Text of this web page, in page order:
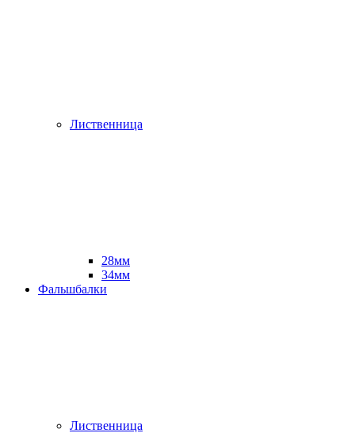
Лиственница
28мм
34мм
Фальшбалки
Лиственница